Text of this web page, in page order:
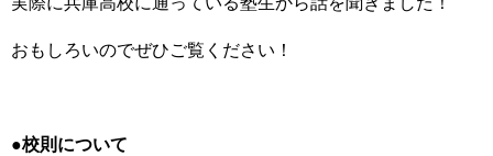
おもしろいのでぜひご覧ください！
●校則について